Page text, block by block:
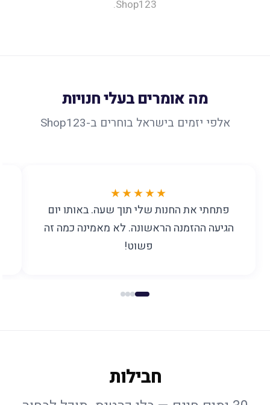
Shop123.
מה אומרים בעלי חנויות
אלפי יזמים בישראל בוחרים ב-Shop123
★★★★★
פתחתי את החנות שלי תוך שעה. באותו יום
הגיעה ההזמנה הראשונה. לא מאמינה כמה זה
פשוט!
חבילות